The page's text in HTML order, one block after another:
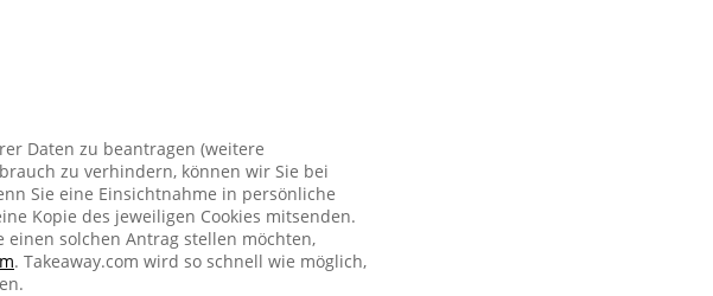
Daten zu beantragen (weitere
zu verhindern, können wir Sie bei
Sie eine Einsichtnahme in persönliche
Kopie des jeweiligen Cookies mitsenden.
einen solchen Antrag stellen möchten,
. Takeaway.com wird so schnell wie möglich,